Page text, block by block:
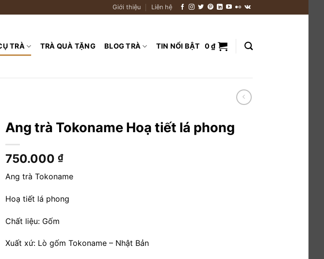
Giới thiệu Liên hệ
TRÀ TRÀ QUÀ TẶNG BLOG TRÀ TIN NỔI BẬT 0₫
Ang trà Tokoname Hoạ tiết lá phong
750.000 ₫
Ang trà Tokoname
Hoạ tiết lá phong
Chất liệu: Gốm
Xuất xứ: Lò gốm Tokoname – Nhật Bản